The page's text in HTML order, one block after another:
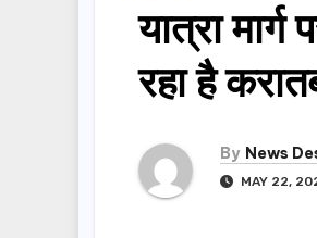
यात्रा
रहा है
By News
MAY 22,